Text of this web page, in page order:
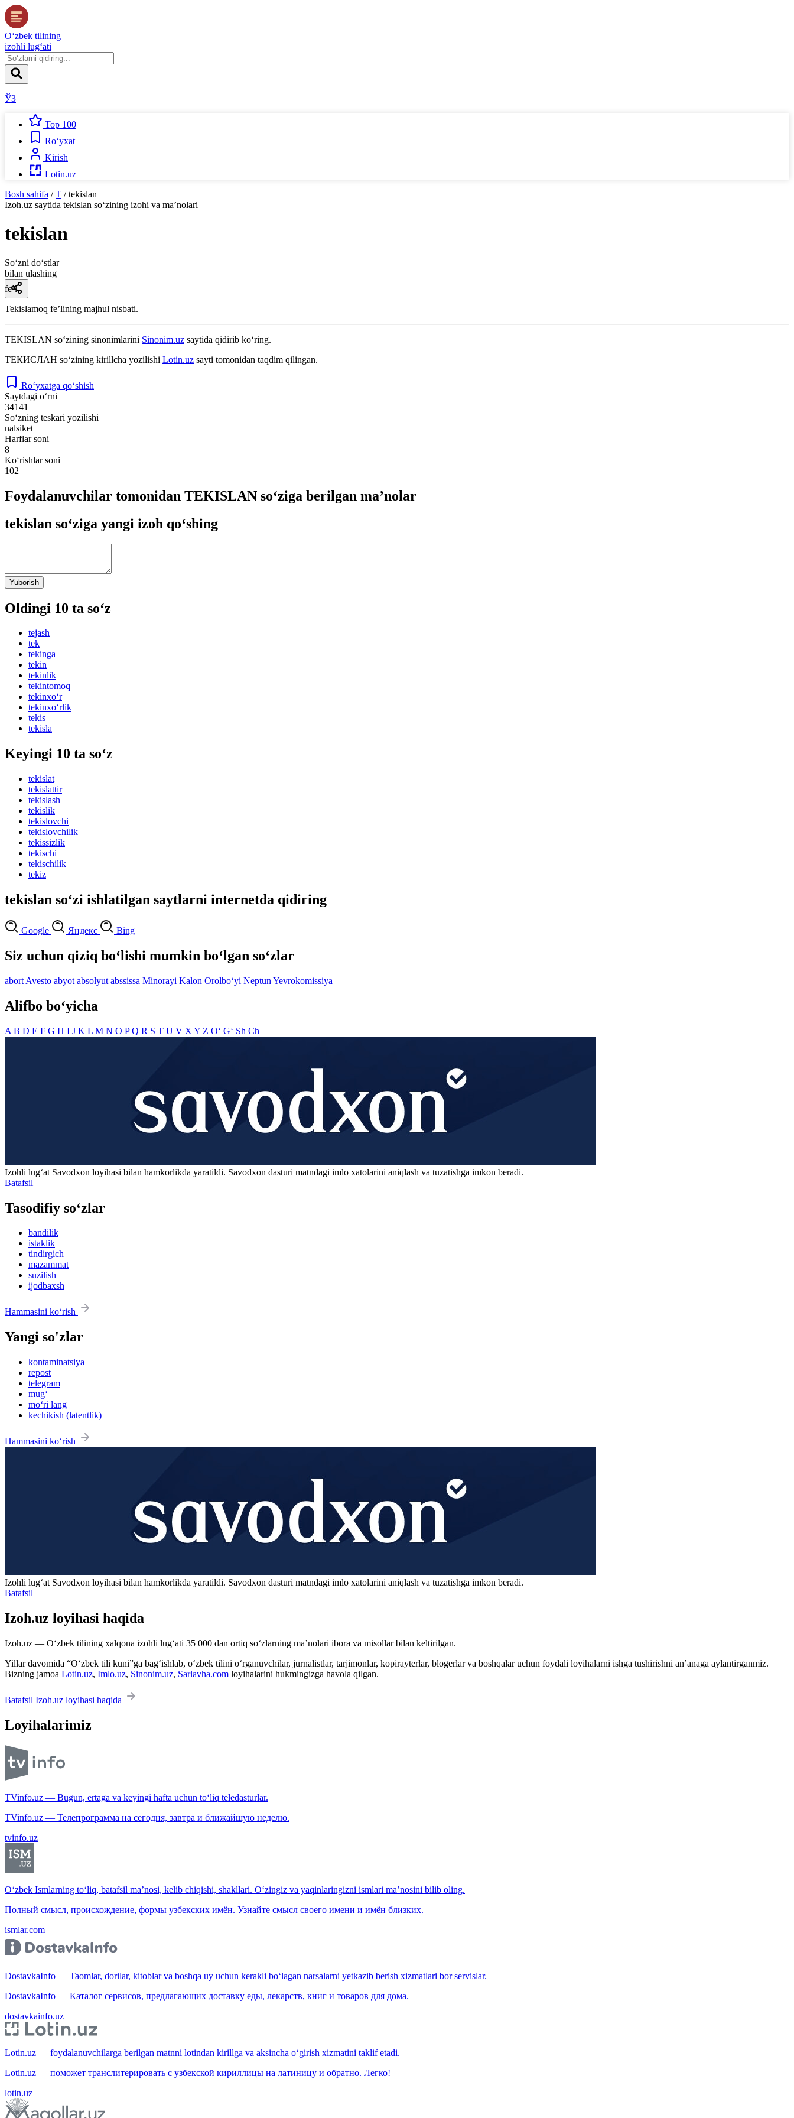
O‘zbek tilining
izohli lug‘ati
ЎЗ
Top 100
Ro‘yxat
Kirish
Lotin.uz
Bosh sahifa / T / tekislan
Izoh.uz saytida tekislan so‘zining izohi va ma’nolari
tekislan
So‘zni do‘stlar
bilan ulashing
fe’l
Tekislamoq feʼlining majhul nisbati.
TEKISLAN so‘zining sinonimlarini Sinonim.uz saytida qidirib ko‘ring.
ТЕКИСЛАН so‘zining kirillcha yozilishi Lotin.uz sayti tomonidan taqdim qilingan.
Ro‘yxatga qo‘shish
Saytdagi o‘rni
34141
So‘zning teskari yozilishi
nalsiket
Harflar soni
8
Ko‘rishlar soni
102
Foydalanuvchilar tomonidan TEKISLAN so‘ziga berilgan ma’nolar
tekislan so‘ziga yangi izoh qo‘shing
Yuborish
Oldingi 10 ta so‘z
tejash
tek
tekinga
tekin
tekinlik
tekintomoq
tekinxo‘r
tekinxo‘rlik
tekis
tekisla
Keyingi 10 ta so‘z
tekislat
tekislattir
tekislash
tekislik
tekislovchi
tekislovchilik
tekissizlik
tekischi
tekischilik
tekiz
tekislan so‘zi ishlatilgan saytlarni internetda qidiring
Google Яндекс Bing
Siz uchun qiziq bo‘lishi mumkin bo‘lgan so‘zlar
abort Avesto abyot absolyut abssissa Minorayi Kalon Orolbo‘yi Neptun Yevrokomissiya
Alifbo bo‘yicha
A B D E F G H I J K L M N O PQ R S T U V X Y Z O‘ G‘ Sh Ch
Izohli lugʻat Savodxon loyihasi bilan hamkorlikda yaratildi. Savodxon dasturi matndagi imlo xatolarini aniqlash va tuzatishga imkon beradi.
Batafsil
Tasodifiy so‘zlar
bandilik
istaklik
tindirgich
mazammat
suzilish
ijodbaxsh
Hammasini ko‘rish
Yangi so'zlar
kontaminatsiya
repost
telegram
mug‘
mo‘ri lang
kechikish (latentlik)
Hammasini ko‘rish
Izohli lugʻat Savodxon loyihasi bilan hamkorlikda yaratildi. Savodxon dasturi matndagi imlo xatolarini aniqlash va tuzatishga imkon beradi.
Batafsil
Izoh.uz loyihasi haqida
Izoh.uz — O‘zbek tilining xalqona izohli lug‘ati 35 000 dan ortiq so‘zlarning ma’nolari ibora va misollar bilan keltirilgan.
Yillar davomida “O‘zbek tili kuni”ga bag‘ishlab, o‘zbek tilini o‘rganuvchilar, jurnalistlar, tarjimonlar, kopirayterlar, blogerlar va boshqalar uchun foydali loyihalarni ishga tushirishni an’anaga aylantirganmiz.
Bizning jamoa Lotin.uz, Imlo.uz, Sinonim.uz, Sarlavha.com loyihalarini hukmingizga havola qilgan.
Batafsil Izoh.uz loyihasi haqida
Loyihalarimiz
TVinfo.uz — Bugun, ertaga va keyingi hafta uchun to‘liq teledasturlar.
TVinfo.uz — Телепрограмма на сегодня, завтра и ближайшую неделю.
tvinfo.uz
O‘zbek Ismlarning to‘liq, batafsil ma’nosi, kelib chiqishi, shakllari. O‘zingiz va yaqinlaringizni ismlari ma’nosini bilib oling.
Полный смысл, происхождение, формы узбекских имён. Узнайте смысл своего имени и имён близких.
ismlar.com
DostavkaInfo — Taomlar, dorilar, kitoblar va boshqa uy uchun kerakli bo‘lagan narsalarni yetkazib berish xizmatlari bor servislar.
DostavkaInfo — Каталог сервисов, предлагающих доставку еды, лекарств, книг и товаров для дома.
dostavkainfo.uz
Lotin.uz — foydalanuvchilarga berilgan matnni lotindan kirillga va aksincha o‘girish xizmatini taklif etadi.
Lotin.uz — поможет транслитерировать с узбекской кириллицы на латиницу и обратно. Легко!
lotin.uz